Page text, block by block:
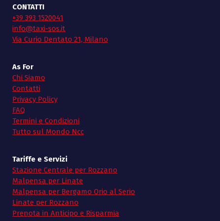
CONTATTI
+39 393 1520041
info@taxi-sos.it
Via Curio Dentato 21, Milano
As For
Chi Siamo
Contatti
Privacy Policy
FAQ
Termini e Condizioni
Tutto sul Mondo Ncc
Tariffe e Servizi
Stazione Centrale per Rozzano
Malpensa per Linate
Malpensa per Bergamo Orio al Serio
Linate per Rozzano
Prenota in Anticipo e Risparmia